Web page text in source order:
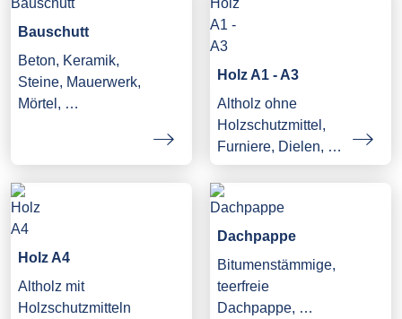
Bauschutt
Beton, Keramik,
Steine, Mauerwerk,
Mörtel, …
Holz A1 - A3
Altholz ohne
Holzschutzmittel,
Furniere, Dielen, …
Holz A4
Altholz mit
Holzschutzmitteln
Dachpappe
Bitumenstämmige,
teerfreie
Dachpappe, …